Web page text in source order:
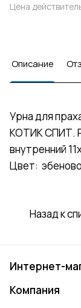
Цена
Описание
Урна для
КОТИК СПИТ.
внутренний
Цвет:
Назад к
Интернет-
Компания